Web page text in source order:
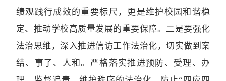
绩观践行成效的重要标尺，更是维护校园和谐稳
定、推动学校高质量发展的重要保障。二是要强化
法治思维，深入推进信访工作法治化，切实做到案
结、事了、人和。严格落实推进预防、受理、办